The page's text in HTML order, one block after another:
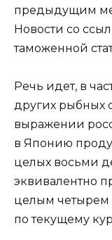
предыдущим
Новости со
таможенной
Речь идет, в
других рыбных
выражении
в Японию
целых восьми
эквивалентно
целым четырем
по текущему